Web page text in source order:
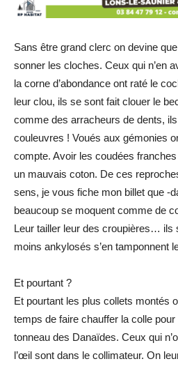
Sans être grand clerc on devine
sonner les cloches. Ceux qui n’en
la corne d’abondance ont raté le
leur clou, ils se sont fait clouer le
comme des arracheurs de dents,
couleuvres ! Voués aux gémonies
compte. Avoir les coudées
un mauvais coton. De ces
sens, je vous fiche mon billet que -
beaucoup se moquent comme de
Leur tailler leur des croupières… ils
moins ankylosés s’en tamponnent
Et pourtant ?
Et pourtant les plus collets montés
temps de faire chauffer la colle
tonneau des Danaïdes. Ceux qui
l’œil sont dans le collimateur. On